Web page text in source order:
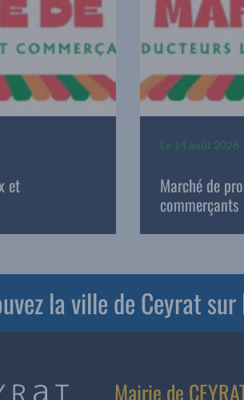
et
Le 14 août 2026
Marché de
commerçants
la ville de Ceyrat
Mairie de